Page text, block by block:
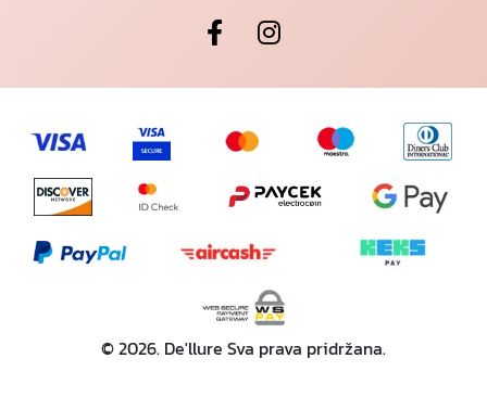
© 2026. De'llure Sva prava pridržana.